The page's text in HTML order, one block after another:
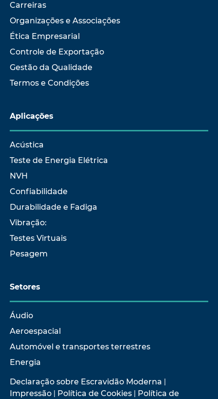
Carreiras
Organizações e Associações
Ética Empresarial
Controle de Exportação
Gestão da Qualidade
Termos e Condições
Aplicações
Acústica
Teste de Energia Elétrica
NVH
Confiabilidade
Durabilidade e Fadiga
Vibração:
Testes Virtuais
Pesagem
Setores
Áudio
Aeroespacial
Automóvel e transportes terrestres
Energia
Declaração sobre Escravidão Moderna |
Impressão | Política de Cookies | Política de